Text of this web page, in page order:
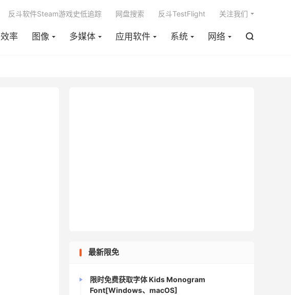
效率 图像 多媒体 应用软件 系统 网络 
反斗软件Steam游戏史低追踪 网盘搜索 反斗TestFlight 关注我们
最新限免
限时免费获取字体 Kids Monogram
Font[Windows、macOS]